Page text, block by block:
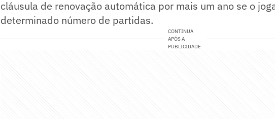
cláusula de renovação automática por mais um ano se o
determinado número de partidas.
CONTINUA
APÓS A
PUBLICIDADE